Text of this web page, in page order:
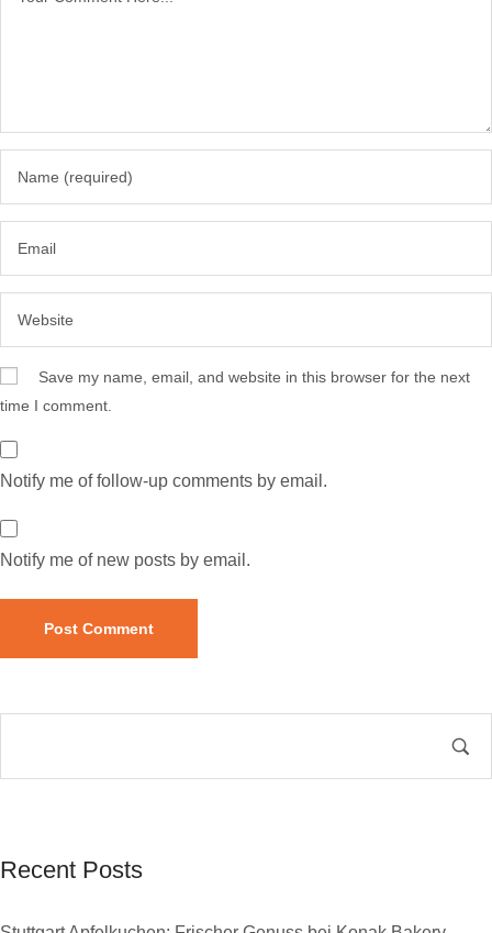
Save my name, email, and website in this browser for the next
time I comment.
Notify me of follow-up comments by email.
Notify me of new posts by email.
Recent Posts